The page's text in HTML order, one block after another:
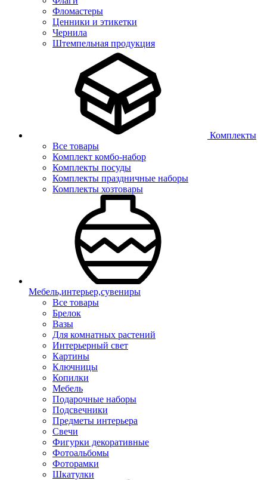
Фломастеры
Ценники и этикетки
Чернила
Штемпельная продукция
Комплекты
Все товары
Комплект комбо-набор
Комплекты посуды
Комплекты праздничные наборы
Комплекты хозтовары
Мебель,интерьер,сувениры
Все товары
Брелок
Вазы
Для комнатных растений
Интерьерный свет
Картины
Ключницы
Копилки
Мебель
Подарочные наборы
Подсвечники
Предметы интерьера
Свечи
Фигурки декоративные
Фотоальбомы
Фоторамки
Шкатулки